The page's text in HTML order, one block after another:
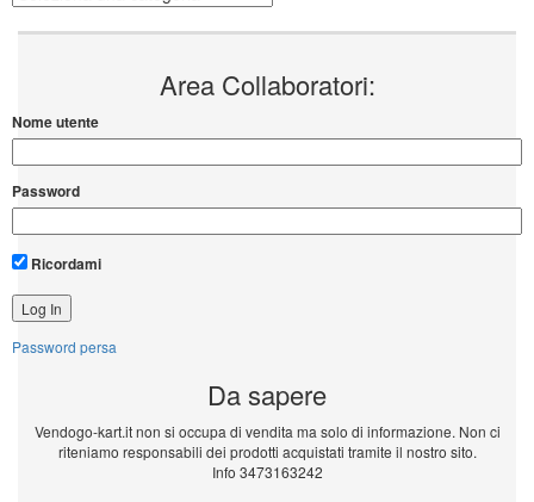
Area Collaboratori:
Nome utente
Password
Ricordami
Password persa
Da sapere
Vendogo-kart.it non si occupa di vendita ma solo di informazione. Non ci
riteniamo responsabili dei prodotti acquistati tramite il nostro sito.
Info 3473163242